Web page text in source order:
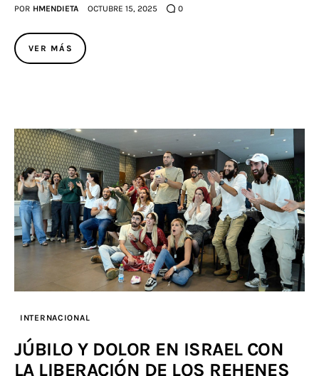
POR HMENDIETA OCTUBRE 15, 2025 0
VER MÁS
INTERNACIONAL
JÚBILO Y DOLOR EN ISRAEL CON
LA LIBERACIÓN DE LOS REHENES